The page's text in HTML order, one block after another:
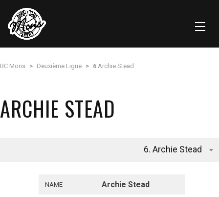
BC Mons > Deuxième Ligue > 6 Archie Stead
ARCHIE STEAD
6. Archie Stead
NAME Archie Stead